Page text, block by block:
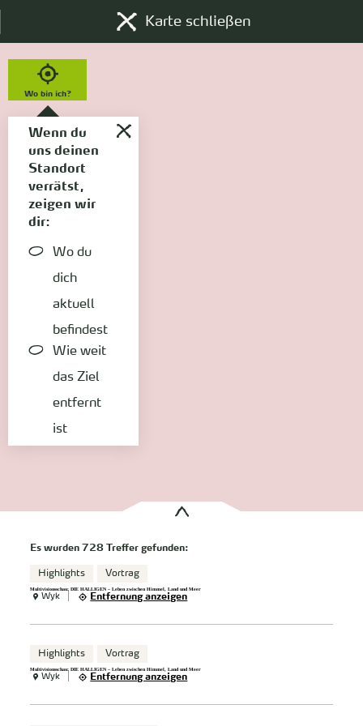
Karte schließen
Wo bin ich?
Wenn du
uns deinen
Standort
verrätst,
zeigen wir
dir:
Wo du
dich
aktuell
befindest
Wie weit
das Ziel
entfernt
ist
Es wurden 728 Treffer gefunden:
Highlights Vortrag
Multivisionsschau: DIE HALLIGEN – Leben zwischen Himmel, Land und Meer
Wyk Entfernung anzeigen
Highlights Vortrag
Multivisionsschau: DIE HALLIGEN – Leben zwischen Himmel, Land und Meer
Wyk Entfernung anzeigen